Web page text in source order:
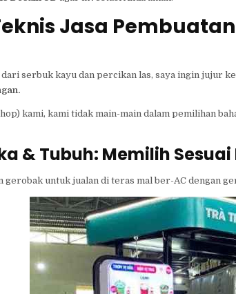
Jasa
serbuk kayu dan percikan las, saya ingin jujur
kami, kami tidak main-main dalam pemilihan
& Tubuh: Memilih
gerobak untuk jualan di teras mal ber-AC dengan